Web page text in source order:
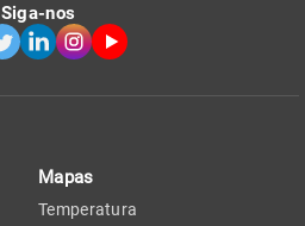
Siga-nos
Mapas
Temperatura